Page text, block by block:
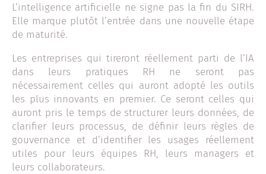
L’intelligence artificielle ne signe pas la fin du SIRH.
Elle marque plutôt l’entrée dans une nouvelle étape
de maturité.
Les entreprises qui tireront réellement parti de l’IA
dans leurs pratiques RH ne seront pas
nécessairement celles qui auront adopté les outils
les plus innovants en premier. Ce seront celles qui
auront pris le temps de structurer leurs données, de
clarifier leurs processus, de définir leurs règles de
gouvernance et d’identifier les usages réellement
utiles pour leurs équipes RH, leurs managers et
leurs collaborateurs.